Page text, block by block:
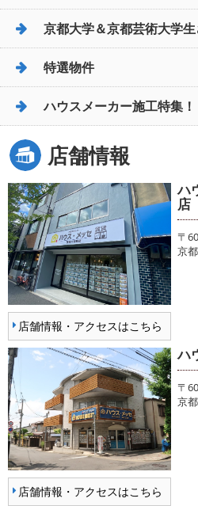
京都大学＆京都芸術大学生
特選物件
ハウスメーカー施工特集！
店舗情報
店舗情報・アクセスはこちら
ハ
店
〒
京
店舗情報・アクセスはこちら
ハ
〒
京